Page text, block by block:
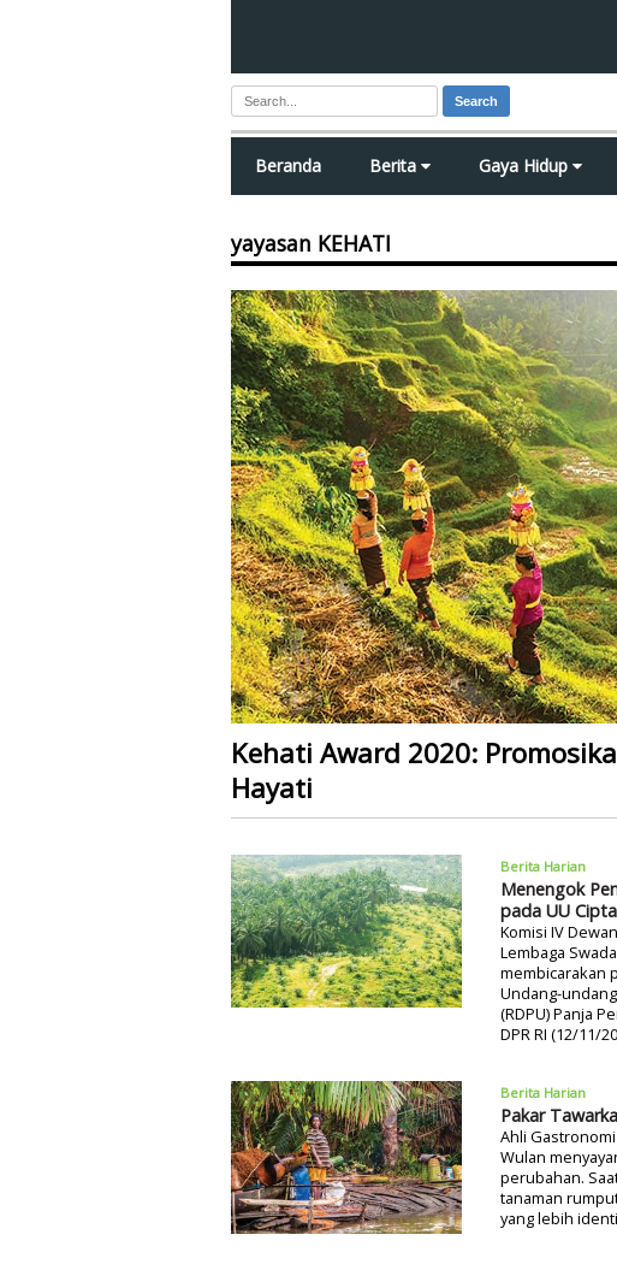
Search
Beranda Berita Gaya Hidup
yayasan KEHATI
Kehati Award 2020:
Hayati
Berita Harian
Menengok
pada UU
Komisi IV
Lembaga
membicarakan
Undang-
(RDPU) Panja
DPR RI (12/11/
Berita Harian
Pakar
Ahli
Wulan
perubahan.
tanaman
yang lebih